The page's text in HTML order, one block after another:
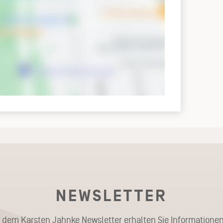
NEWSLETTER
dem Karsten Jahnke Newsletter erhalten Sie